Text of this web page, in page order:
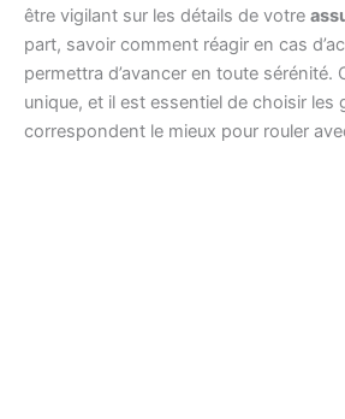
être vigilant sur les détails de votre
part, savoir comment réagir en cas
permettra d’avancer en toute sérénité.
unique, et il est essentiel de choisir les
correspondent le mieux pour rouler